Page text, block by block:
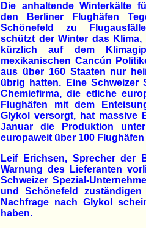
Die anhaltende Winterkälte
den Berliner Flughäfen
Schönefeld zu
schützt der Winter das Klima,
kürzlich auf dem
mexikanischen Cancún
aus über 160 Staaten nur
übrig hatten. Eine Schweizer
Chemiefirma, die etliche
Flughäfen mit dem
Glykol versorgt, hat massive
Januar die Produktion
europaweit über 100
Leif Erichsen, Sprecher der
Warnung des Lieferanten
Schweizer Spezial-
und Schönefeld
Nachfrage nach Glykol
haben.